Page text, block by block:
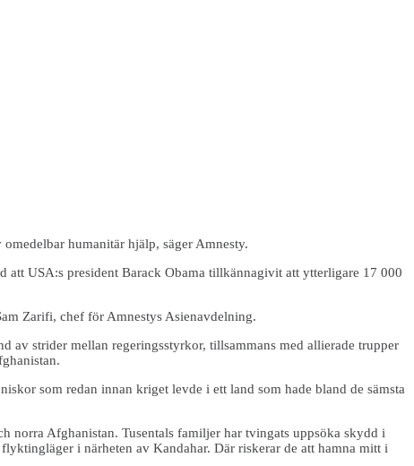
humanitär hjälp, säger Amnesty.
att USA:s president Barack Obama tillkännagivit att ytterligare 17 000
Zarifi, chef för Amnestys Asienavdelning.
strider mellan regeringsstyrkor, tillsammans med allierade trupper
som redan innan kriget levde i ett land som hade bland de sämsta
norra Afghanistan. Tusentals familjer har tvingats uppsöka skydd i
i närheten av Kandahar. Där riskerar de att hamna mitt i